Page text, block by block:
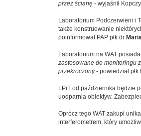
przez ścianę - wyjaśnił
Laboratorium Podczerwieni i
także konstruowanie
poinformował PAP płk dr
Laboratorium na WAT
zastosowane do monitoringu
przekroczony- powiedział
LPiT od października będzie
uodparnia obiektyw.
Oprócz tego WAT zakupi
interferometrem, który